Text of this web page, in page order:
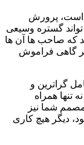
است، پرورش‌
گستره وسیعی
که صاحب‌ ها آن‌ ها
گاهی فراموش
گراترین و
تنها همراه
شما نیز
دیگر هیچ کاری